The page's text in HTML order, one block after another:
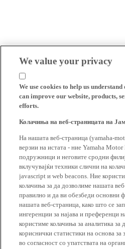
We value your privacy
We use cookies to help us
can improve our website, products,
efforts.
Колачиња на веб-страницата на
На нашата веб-страница (yamaha-
верзии на истата - ние Yamaha Motor
подружници и неговите сродни
вклучувајќи техники слични на
javascript и web beacons. Ние
колачиња за да дозволиме нашата
правилно и да ви обезбеди основни
нашата веб-страница, како што се
ингеренции за најава и преференци
користиме колачиња за аналитика за
кориснички статистики на основа за
во согласност со упатствата на